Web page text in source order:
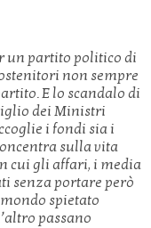
un partito politico di
non sempre
E lo scandalo di
dei Ministri
i fondi sia i
sulla vita
cui gli affari, i media
senza portare però
spietato
passano